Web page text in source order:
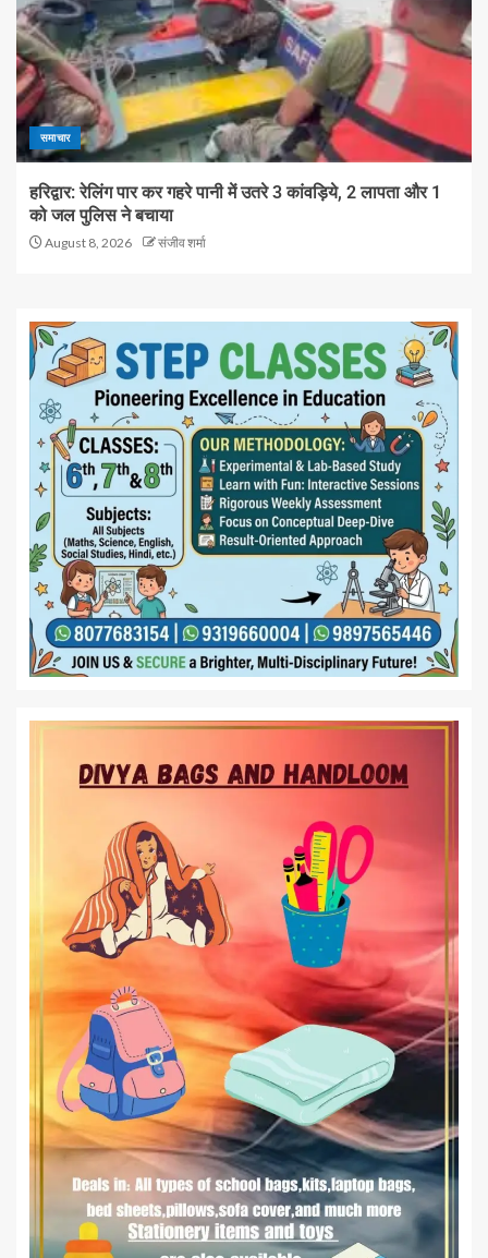
समाचार
हरिद्वार: रेलिंग पार कर गहरे पानी में उतरे 3 कांवड़िये, 2 लापता और 1
को जल पुलिस ने बचाया
August 8, 2026 संजीव शर्मा